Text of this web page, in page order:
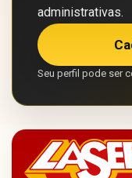
administrativas.
Seu perfil pode ser